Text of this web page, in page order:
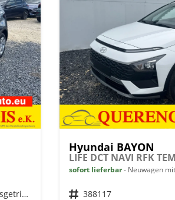
Doppelkupplungsgetriebe (DSG)
Hyundai BAYON
LIFE DCT NAVI RFK
sofort lieferbar Neuwagen
Fahrzeugnr. 388117